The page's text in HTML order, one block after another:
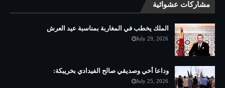
مشاركات عشوائية
الملك يخطب في المغاربة بمناسبة عيد العرش
July 29, 2026
وداعا أخي وصديقي صالح الفيدادي بخريبكة:
July 25, 2026